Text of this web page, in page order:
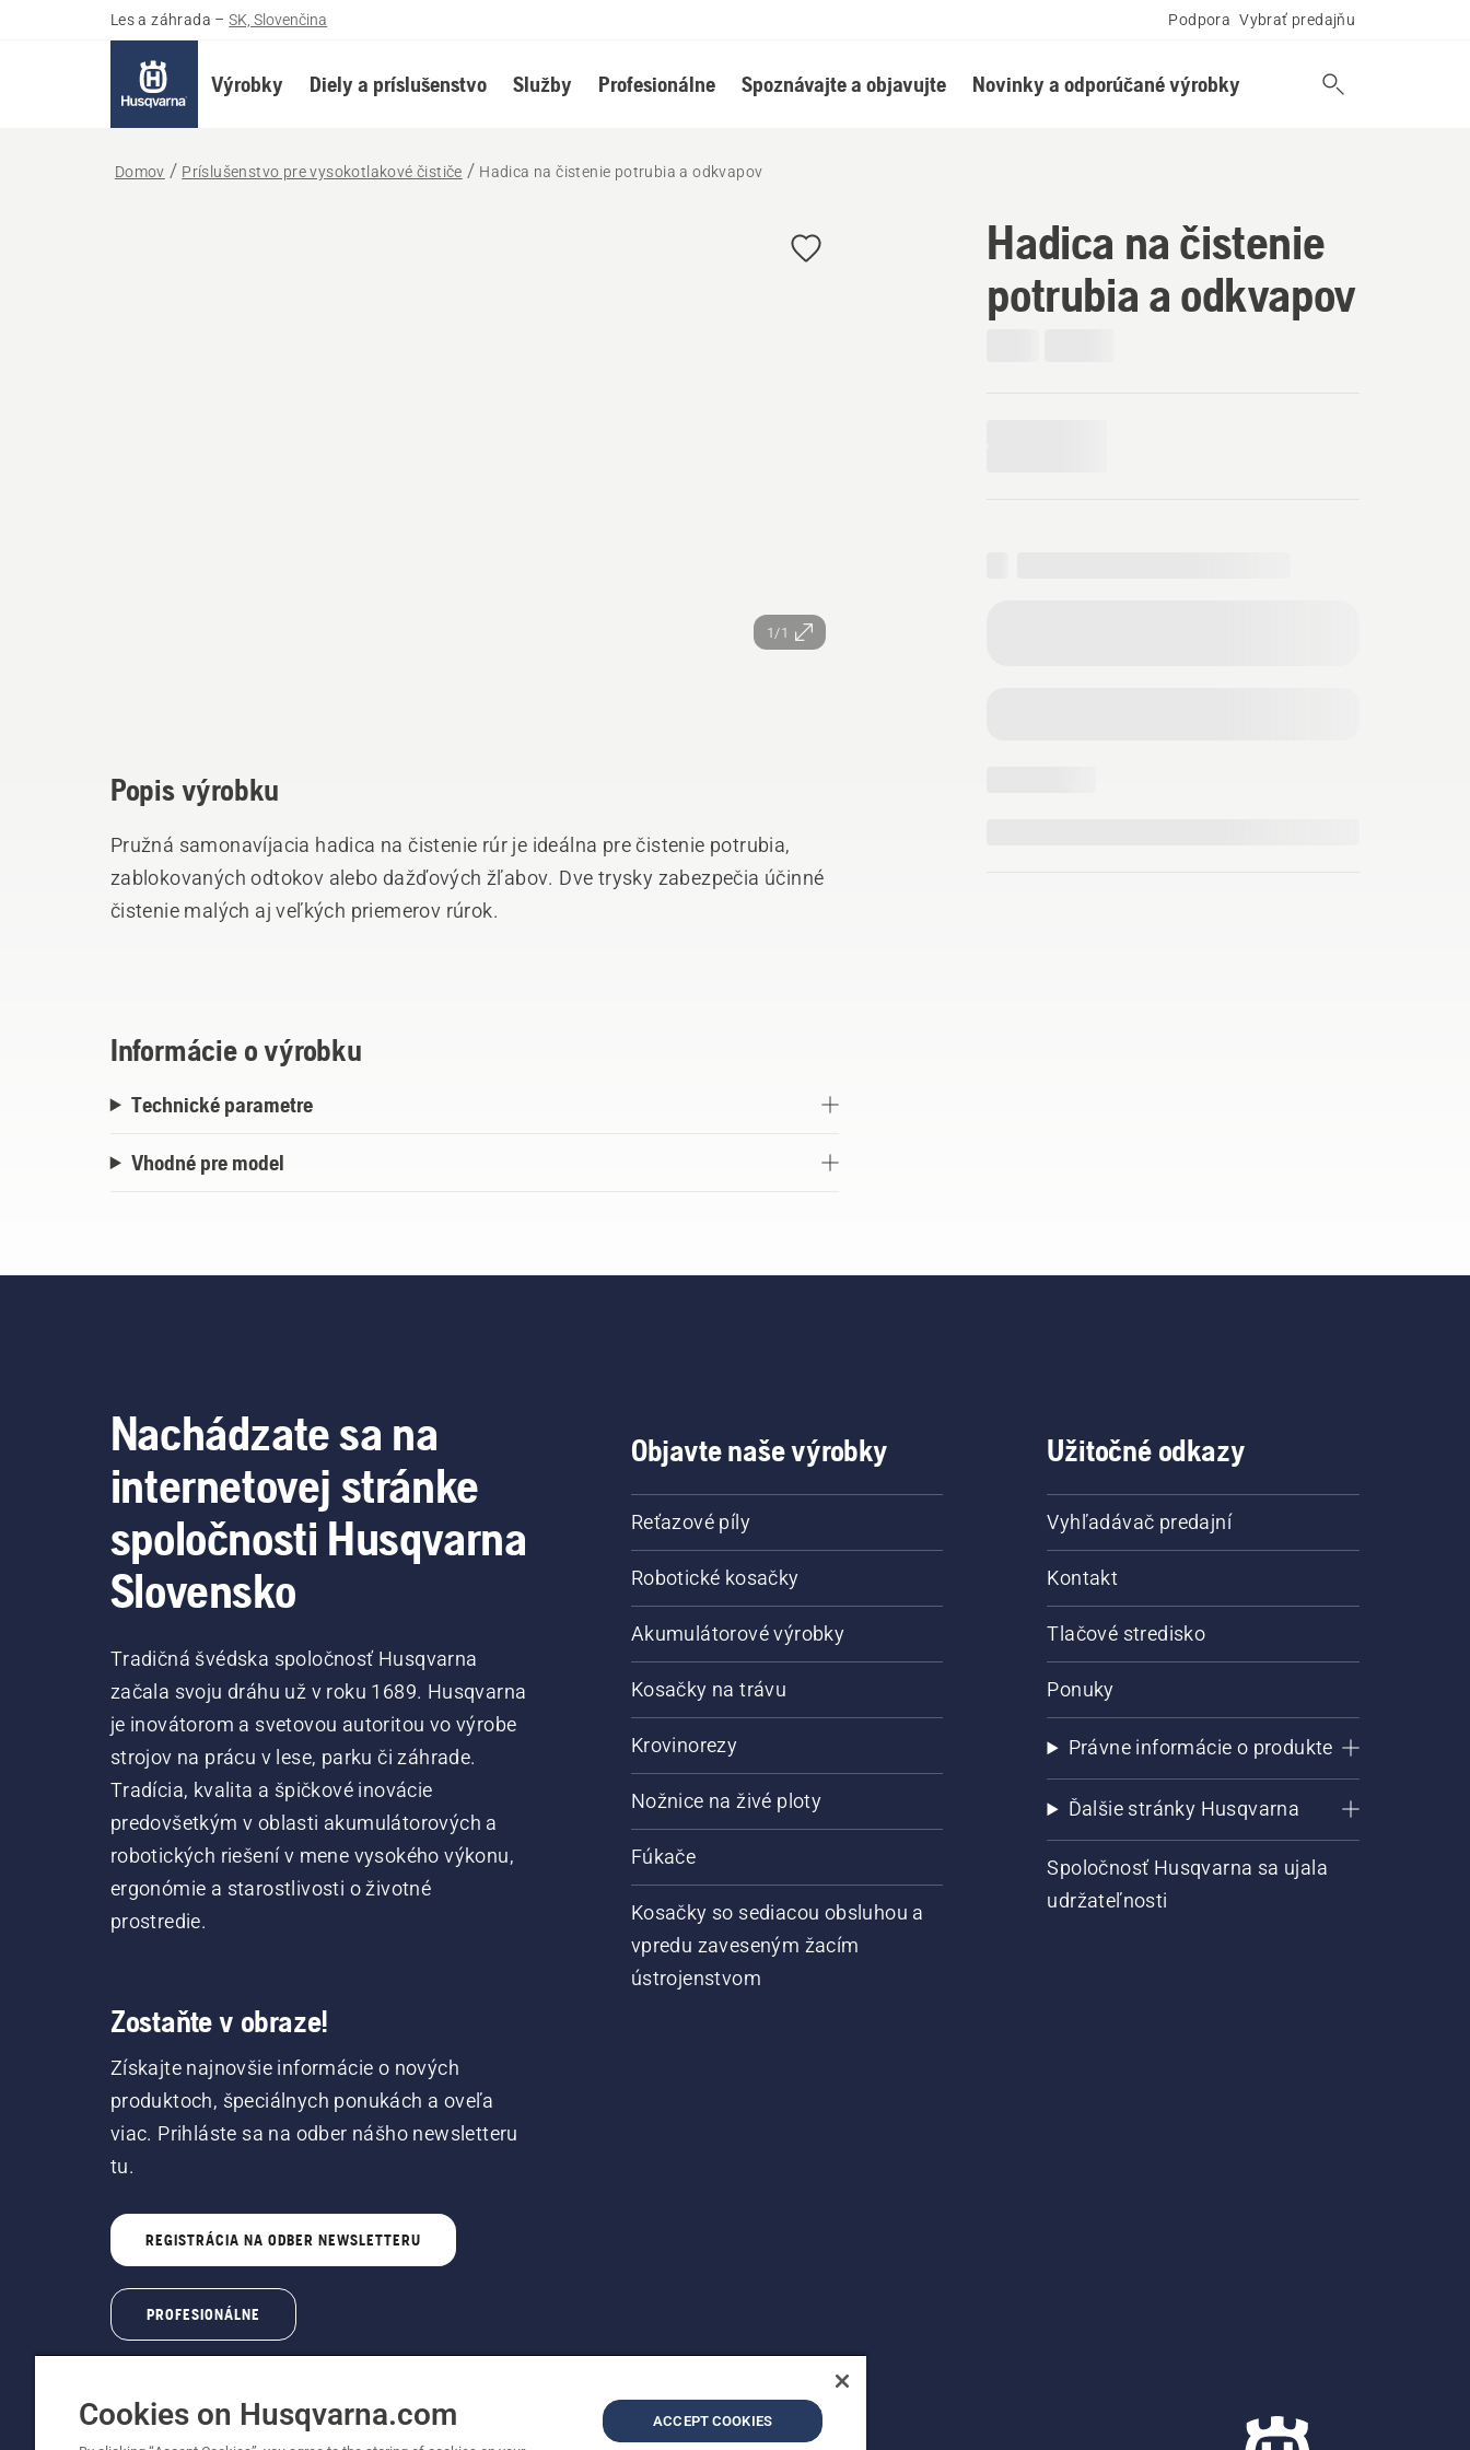
Les a záhrada – SK, Slovenčina Podpora Vybrať predajňu
Výrobky Diely a príslušenstvo Služby Profesionálne Spoznávajte a objavujte Novinky a odporúčané výrobky
Domov Príslušenstvo pre vysokotlakové čističe Hadica na čistenie potrubia a odkvapov
1/1
Hadica na čistenie
potrubia a odkvapov
Popis výrobku
Pružná samonavíjacia hadica na čistenie rúr je ideálna pre čistenie potrubia,
zablokovaných odtokov alebo dažďových žľabov. Dve trysky zabezpečia účinné
čistenie malých aj veľkých priemerov rúrok.
Informácie o výrobku
Technické parametre
Vhodné pre model
Nachádzate sa na
internetovej stránke
spoločnosti Husqvarna
Slovensko
Tradičná švédska spoločnosť Husqvarna
začala svoju dráhu už v roku 1689. Husqvarna
je inovátorom a svetovou autoritou vo výrobe
strojov na prácu v lese, parku či záhrade.
Tradícia, kvalita a špičkové inovácie
predovšetkým v oblasti akumulátorových a
robotických riešení v mene vysokého výkonu,
ergonómie a starostlivosti o životné
prostredie.
Zostaňte v obraze!
Získajte najnovšie informácie o nových
produktoch, špeciálnych ponukách a oveľa
viac. Prihláste sa na odber nášho newsletteru
tu.
REGISTRÁCIA NA ODBER NEWSLETTERU
PROFESIONÁLNE
Objavte naše výrobky
Reťazové píly
Robotické kosačky
Akumulátorové výrobky
Kosačky na trávu
Krovinorezy
Nožnice na živé ploty
Fúkače
Kosačky so sediacou obsluhou a
vpredu zaveseným žacím
ústrojenstvom
Užitočné odkazy
Vyhľadávač predajní
Kontakt
Tlačové stredisko
Ponuky
Právne informácie o produkte
Ďalšie stránky Husqvarna
Spoločnosť Husqvarna sa ujala
udržateľnosti
Cookies on Husqvarna.com ACCEPT COOKIES